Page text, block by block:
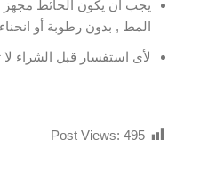
يجب ان يكون الحائط مجهز
المط , بدون رطوبة أو
لأى استفسار قبل الشراء لا
Post Views: 495